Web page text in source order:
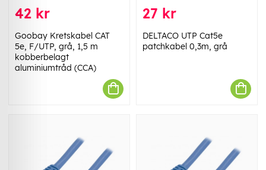
42 kr
Goobay Kretskabel CAT
5e, F/UTP, grå, 1,5 m
kobberbelagt
aluminiumtråd (CCA)
27 kr
DELTACO UTP Cat5e
patchkabel 0,3m, grå